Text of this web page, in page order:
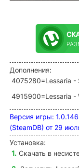
Дополнения:
4075280=Lessaria -
4915900=Lessaria -
Версия игры:
(SteamDB) от 29
Установка:
Скачать в